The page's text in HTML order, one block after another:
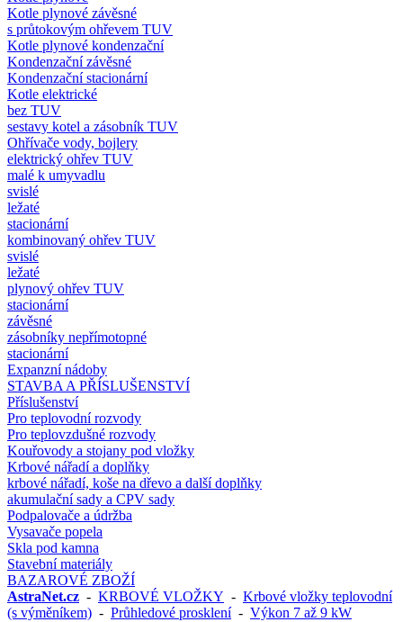
Kotle plynové závěsné
s průtokovým ohřevem TUV
Kotle plynové kondenzační
Kondenzační závěsné
Kondenzační stacionární
Kotle elektrické
bez TUV
sestavy kotel a zásobník TUV
Ohřívače vody, bojlery
elektrický ohřev TUV
malé k umyvadlu
svislé
ležaté
stacionární
kombinovaný ohřev TUV
svislé
ležaté
plynový ohřev TUV
stacionární
závěsné
zásobníky nepřímotopné
stacionární
Expanzní nádoby
STAVBA A PŘÍSLUŠENSTVÍ
Příslušenství
Pro teplovodní rozvody
Pro teplovzdušné rozvody
Kouřovody a stojany pod vložky
Krbové nářadí a doplňky
krbové nářadí, koše na dřevo a další doplňky
akumulační sady a CPV sady
Podpalovače a údržba
Vysavače popela
Skla pod kamna
Stavební materiály
BAZAROVÉ ZBOŽÍ
AstraNet.cz - KRBOVÉ VLOŽKY - Krbové vložky teplovodní
(s výměníkem) - Průhledové prosklení- Výkon 7 až 9 kW